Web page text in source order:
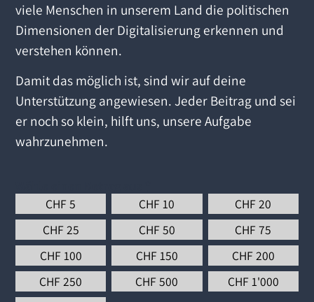
viele Menschen in unserem Land die politischen
Dimensionen der Digitalisierung erkennen und
verstehen können.
Damit das möglich ist, sind wir auf deine
Unterstützung angewiesen. Jeder Beitrag und sei
er noch so klein, hilft uns, unsere Aufgabe
wahrzunehmen.
CHF 5 CHF 10 CHF 20
CHF 25 CHF 50 CHF 75
CHF 100 CHF 150 CHF 200
CHF 250 CHF 500 CHF 1'000